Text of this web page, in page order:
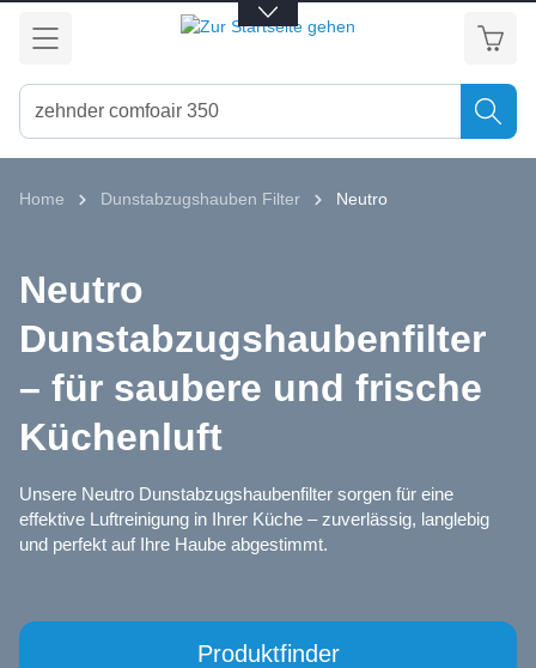
springen
Home Dunstabzugshauben Filter Neutro
Neutro
Dunstabzugshaubenfilter
– für saubere und frische
Küchenluft
Unsere Neutro Dunstabzugshaubenfilter sorgen für eine
effektive Luftreinigung in Ihrer Küche – zuverlässig, langlebig
und perfekt auf Ihre Haube abgestimmt.
Produktfinder